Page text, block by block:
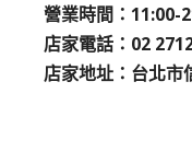
營業時間：11:00-
店家電話：02
店家地址：台北市